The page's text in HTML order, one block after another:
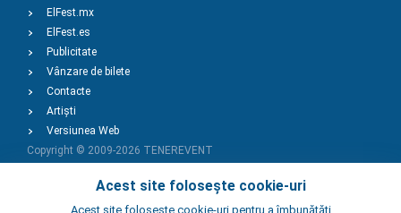
Acest site folosește cookie-uri
Acest site foloseste cookie-uri pentru a îmbunătăți
ElFest.mx
ElFest.es
Publicitate
Vânzare de bilete
Contacte
Artiști
Versiunea Web
Copyright © 2009-2026 TENEREVENT
Adaugă Eveniment